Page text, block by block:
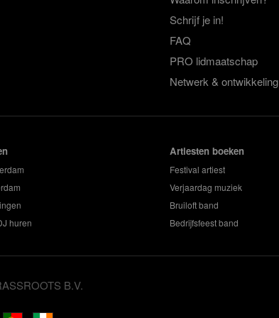
Schrijf je in!
FAQ
PRO lidmaatschap
Netwerk & ontwikkeling
huren
Artiesten boeken
Festival artiest
Verjaardag muziek
Bruiloft band
Bedrijfsfeest band
B.V.